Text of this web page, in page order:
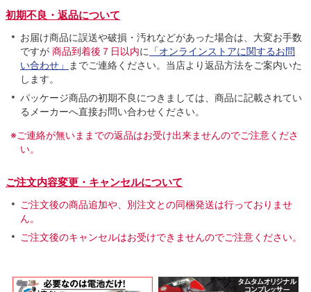
初期不良・返品について
お届け商品に誤送や破損・汚れなどがあった場合は、大変お手数
ですが 商品到着後７日以内に 「オンラインストアに関するお問
い合わせ」
までご連絡ください。当店より返品方法をご案内いた
します。
パッケージ商品の初期不良につきましては、商品に記載されてい
るメーカーへ直接お問い合わせください。
※ご連絡が無いままでの返品はお受け出来ませんのでご注意くださ
い。
ご注文内容変更・キャンセルについて
ご注文後の商品追加や、別注文との同梱発送は行っておりませ
ん。
ご注文後のキャンセルはお受けできませんのでご注意ください。